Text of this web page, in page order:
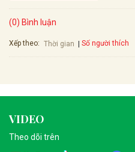
(0) Bình luận
Xếp theo: Thời gian Số người thích
VIDEO
Theo dõi trên